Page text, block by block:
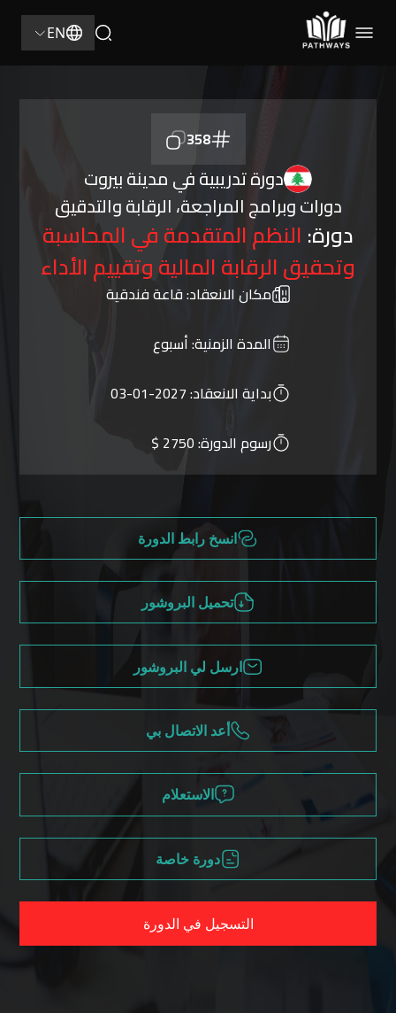
EN
358
دورة تدريبية في مدينة بيروت
دورات وبرامج المراجعة، الرقابة والتدقيق
دورة: النظم المتقدمة في المحاسبة
وتحقيق الرقابة المالية وتقييم الأداء
مكان الانعقاد:قاعة فندقية
المدة الزمنية:أسبوع
بداية الانعقاد:2027-01-03
رسوم الدورة:2750 $
انسخ رابط الدورة
تحميل البروشور
ارسل لي البروشور
أعد الاتصال بي
الاستعلام
دورة خاصة
التسجيل في الدورة